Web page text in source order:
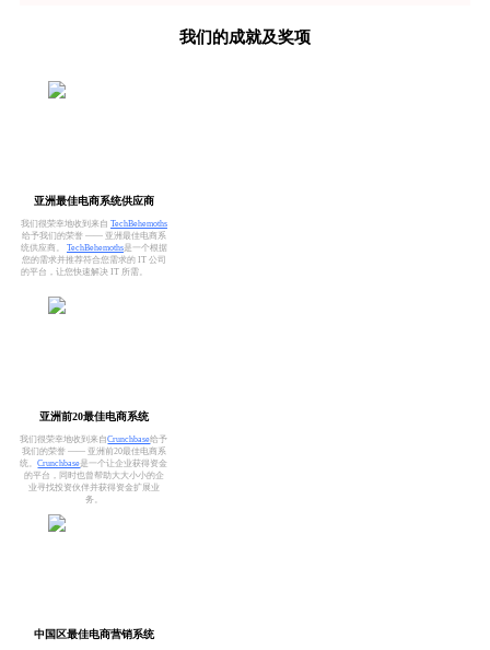
我们的成就及奖项
亚洲最佳电商系统供应商
我们很荣幸地收到来自 TechBehemoths
给予我们的荣誉 —— 亚洲最佳电商系
统供应商。
TechBehemoths是一个根据
您的需求并推荐符合您需求的 IT 公司
的平台，让您快速解决 IT 所需。
亚洲前20最佳电商系统
我们很荣幸地收到来自Crunchbase给予
我们的荣誉 —— 亚洲前20最佳电商系
统。Crunchbase是一个让企业获得资金
的平台，同时也曾帮助大大小小的企
业寻找投资伙伴并获得资金扩展业
务。
中国区最佳电商营销系统